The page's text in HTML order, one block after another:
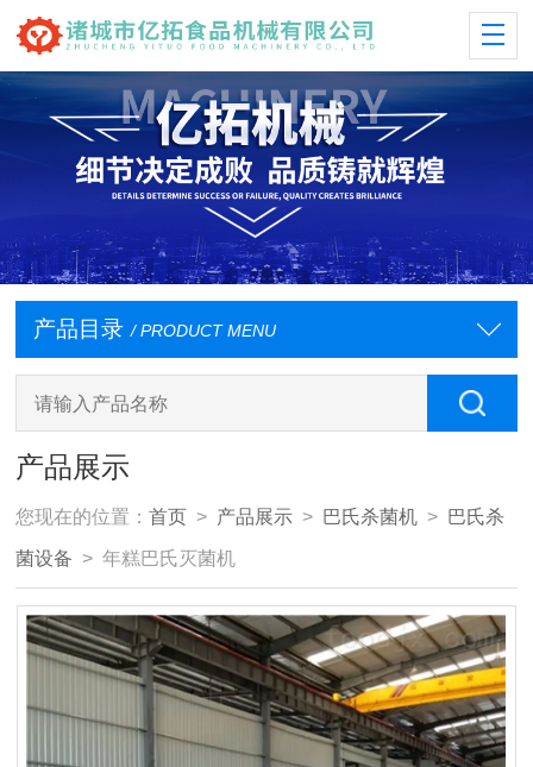
产品目录 / PRODUCT MENU
产品展示
您现在的位置：首页 > 产品展示 > 巴氏杀菌机 > 巴氏杀
菌设备 > 年糕巴氏灭菌机